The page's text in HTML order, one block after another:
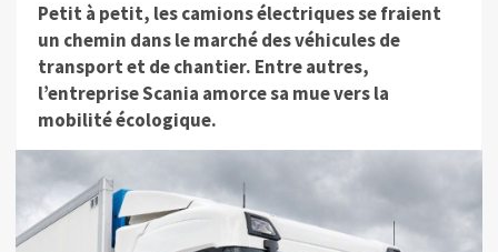
Petit à petit, les camions électriques se fraient
un chemin dans le marché des véhicules de
transport et de chantier. Entre autres,
l’entreprise Scania amorce sa mue vers la
mobilité écologique.